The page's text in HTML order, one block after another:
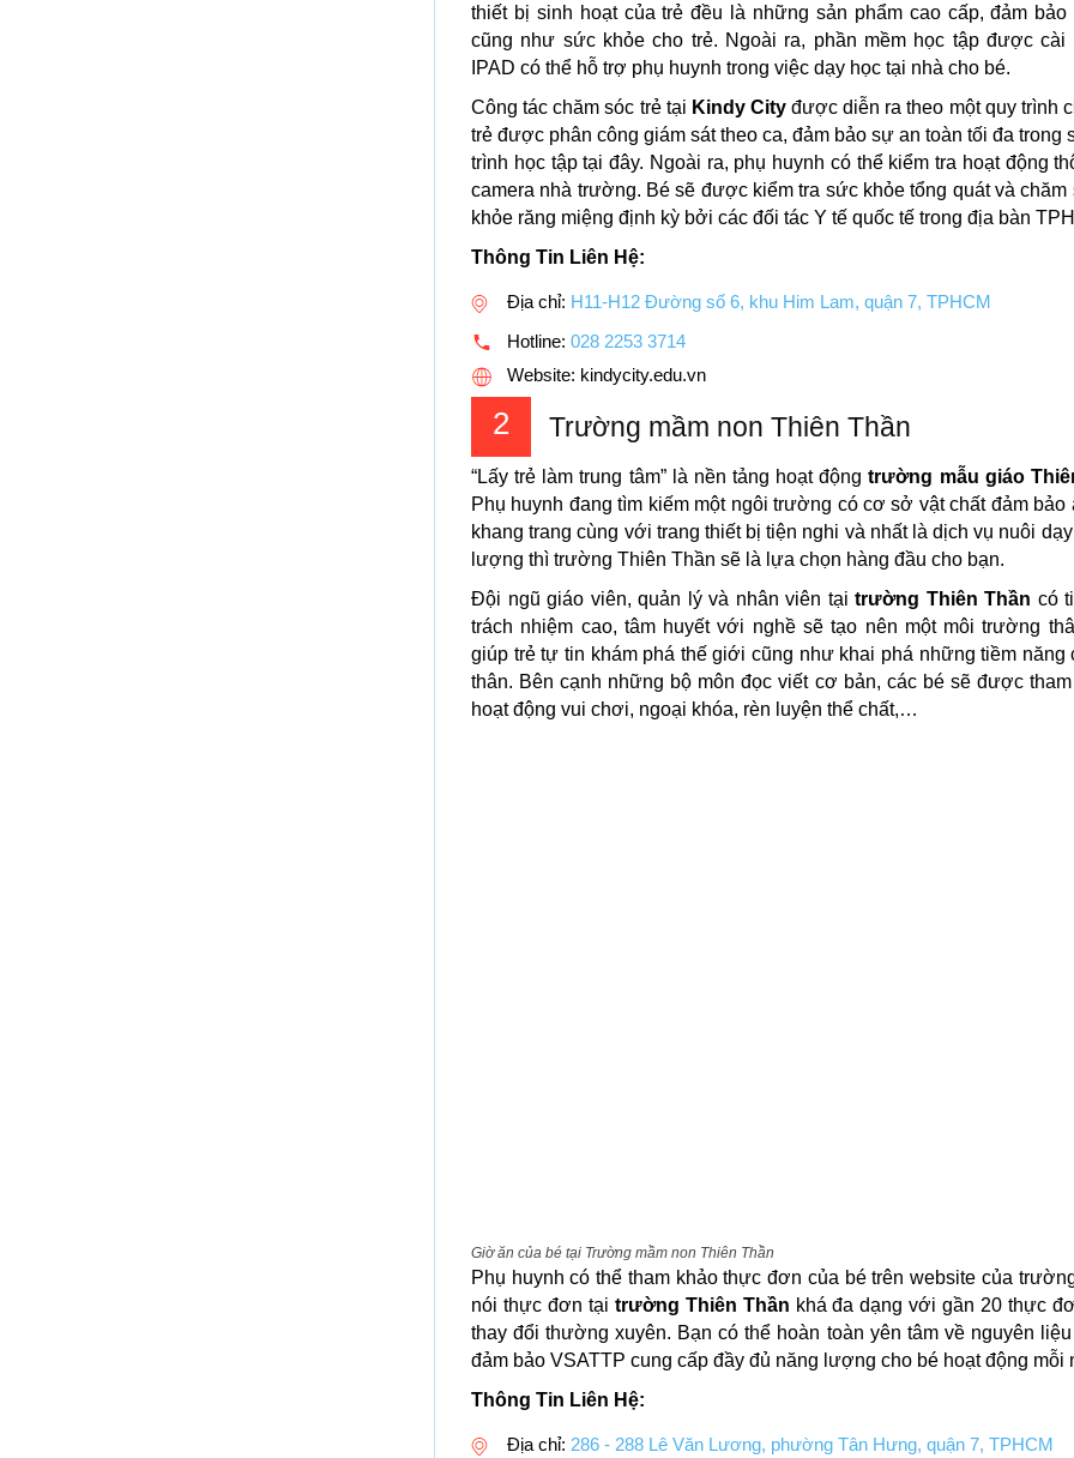
thiết bị sinh hoạt của trẻ đều là những sản phẩm cao cấp, đảm bảo
cũng như sức khỏe cho trẻ. Ngoài ra, phần mềm học tập được cài
IPAD có thể hỗ trợ phụ huynh trong việc dạy học tại nhà cho bé.
Công tác chăm sóc trẻ tại Kindy Cityđược diễn ra theo một quy trình
trẻ được phân công giám sát theo ca, đảm bảo sự an toàn tối đa trong
trình học tập tại đây. Ngoài ra, phụ huynh có thể kiểm tra hoạt động
camera nhà trường. Bé sẽ được kiểm tra sức khỏe tổng quát và chăm
khỏe răng miệng định kỳ bởi các đối tác Y tế quốc tế trong địa bàn
Thông Tin Liên Hệ:
Địa chỉ: H11-H12 Đường số 6, khu Him Lam, quận 7, TPHCM
Hotline: 028 2253 3714
Website: kindycity.edu.vn
2 Trường mầm non Thiên Thần
“Lấy trẻ làm trung tâm” là nền tảng hoạt độngtrường mẫu giáo
Phụ huynh đang tìm kiếm một ngôi trường có cơ sở vật chất đảm bảo
khang trang cùng với trang thiết bị tiện nghi và nhất là dịch vụ nuôi
lượng thì trường Thiên Thần sẽ là lựa chọn hàng đầu cho bạn.
Đội ngũ giáo viên, quản lý và nhân viên tạitrường Thiên Thần có
trách nhiệm cao, tâm huyết với nghề sẽ tạo nên một môi trường
giúp trẻ tự tin khám phá thế giới cũng như khai phá những tiềm năng
thân. Bên cạnh những bộ môn đọc viết cơ bản, các bé sẽ được
hoạt động vui chơi, ngoại khóa, rèn luyện thể chất,…
Giờ ăn của bé tại Trường mầm non Thiên Thần
Phụ huynh có thể tham khảo thực đơn của bé trên website của
nói thực đơn tại trường Thiên Thần khá đa dạng với gần 20 thực
thay đổi thường xuyên. Bạn có thể hoàn toàn yên tâm về nguyên
đảm bảo VSATTP cung cấp đầy đủ năng lượng cho bé hoạt động mỗi
Thông Tin Liên Hệ:
Địa chỉ: 286 - 288 Lê Văn Lương, phường Tân Hưng, quận 7, TPHCM